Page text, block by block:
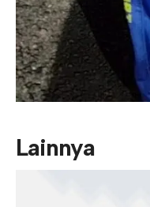
Lainnya